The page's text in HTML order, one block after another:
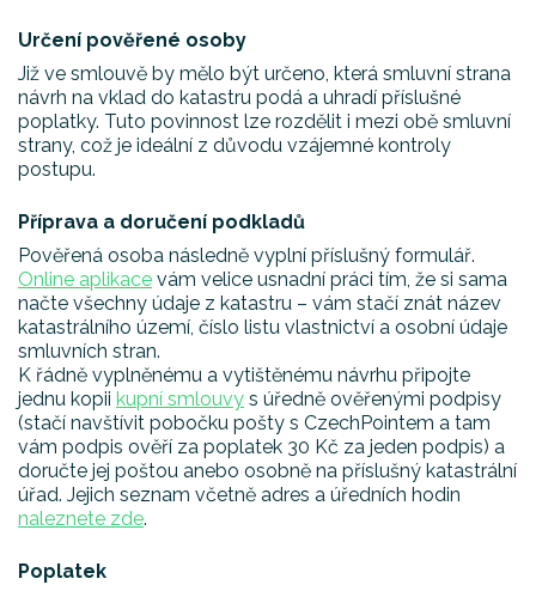
Určení pověřené osoby
Již ve smlouvě by mělo být určeno, která smluvní strana
návrh na vklad do katastru podá a uhradí příslušné
poplatky. Tuto povinnost lze rozdělit i mezi obě smluvní
strany, což je ideální z důvodu vzájemné kontroly
postupu.
Příprava a doručení podkladů
Pověřená osoba následně vyplní příslušný formulář.
Online aplikace vám velice usnadní práci tím, že si sama
načte všechny údaje z katastru – vám stačí znát název
katastrálního území, číslo listu vlastnictví a osobní údaje
smluvních stran.
K řádně vyplněnému a vytištěnému návrhu připojte
jednu kopii kupní smlouvy s úředně ověřenými podpisy
(stačí navštívit pobočku pošty s CzechPointem a tam
vám podpis ověří za poplatek 30 Kč za jeden podpis) a
doručte jej poštou anebo osobně na příslušný katastrální
úřad. Jejich seznam včetně adres a úředních hodin
naleznete zde.
Poplatek